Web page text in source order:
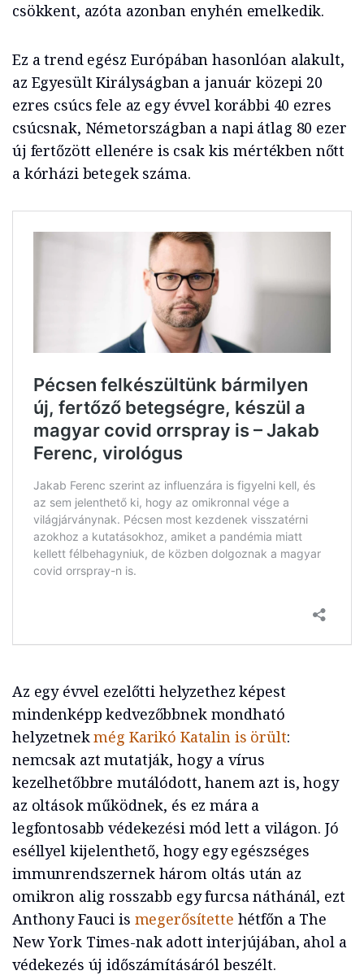
csökkent, azóta azonban enyhén emelkedik.
Ez a trend egész Európában hasonlóan alakult,
az Egyesült Királyságban a január közepi 20
ezres csúcs fele az egy évvel korábbi 40 ezres
csúcsnak, Németországban a napi átlag 80 ezer
új fertőzött ellenére is csak kis mértékben nőtt
a kórházi betegek száma.
Az egy évvel ezelőtti helyzethez képest
mindenképp kedvezőbbnek mondható
helyzetnekmég Karikó Katalin is örült:
nemcsak azt mutatják, hogy a vírus
kezelhetőbbre mutálódott, hanem azt is, hogy
az oltások működnek, és ez mára a
legfontosabb védekezési mód lett a világon. Jó
eséllyel kijelenthető, hogy egy egészséges
immunrendszernek három oltás után az
omikron alig rosszabb egy furcsa náthánál, ezt
Anthony Fauci is megerősítette hétfőn a The
New York Times-nak adott interjújában, ahol a
védekezés új időszámításáról beszélt.